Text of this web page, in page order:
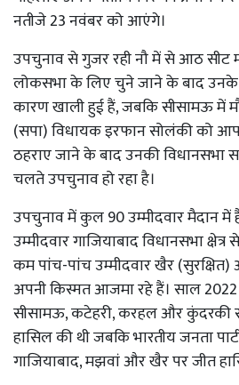
नतीजे 23 नवंबर को आएंगे।
उपचुनाव से गुजर रही नौ में से आठ सीट
लोकसभा के लिए चुने जाने के बाद उनके
कारण खाली हुई हैं, जबकि सीसामऊ में
(सपा) विधायक इरफान सोलंकी को
ठहराए जाने के बाद उनकी विधानसभा
चलते उपचुनाव हो रहा है।
उपचुनाव में कुल 90 उम्मीदवार मैदान में
उम्मीदवार गाजियाबाद विधानसभा
कम पांच-पांच उम्मीदवार खैर
अपनी किस्मत आजमा रहे हैं। साल
सीसामऊ, कटेहरी, करहल और कुंदरकी
हासिल की थी जबकि भारतीय जनता
गाजियाबाद, मझवां और खैर पर जीत